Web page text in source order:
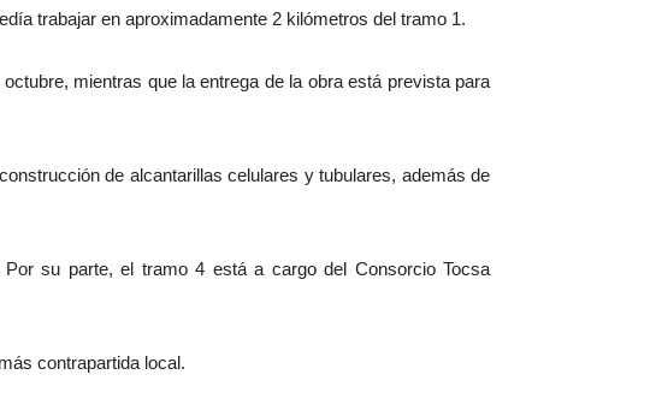
trabajar en aproximadamente 2 kilómetros del tramo 1.
mientras que la entrega de la obra está prevista para
de alcantarillas celulares y tubulares, además de
su parte, el tramo 4 está a cargo del Consorcio Tocsa
contrapartida local.